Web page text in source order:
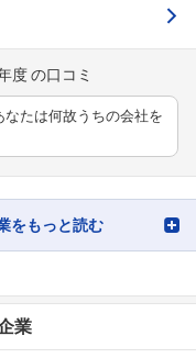
度
たは何故うちの会社を
をもっと読む
業